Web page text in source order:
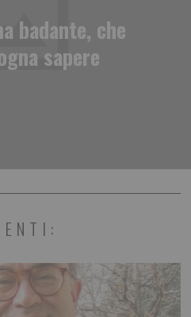
badante, che
sapere